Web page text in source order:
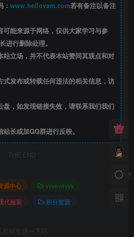
www.hellovam.com若有备注以备注
可能来源于网络，仅供大家学习与参
进行删除处理。
站立场，并不代表本站赞同其观点和对
式发布或转载任何违法的相关信息，访
盘，如发现链接失效，请联系我们我们
长或加QQ群进行反映。
THE END
源中心
vvvevevvv
代服装 积分资源
喜欢就支持一下吧